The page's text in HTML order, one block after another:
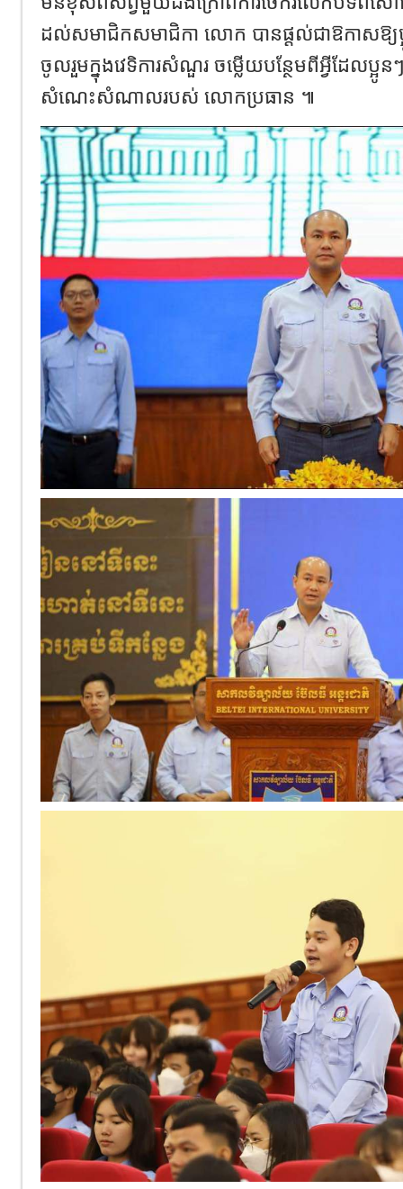
ដល់សមាជិក​សមាជិកា លោក បានផ្ដល់ជាឱកាសឱ្
ចូលរួមក្នុងវេទិការសំណួរ ចម្លើយបន្ថែមពីអ្វីដែលប្
សំណេះសំណាលរបស់ លោកប្រធាន ៕